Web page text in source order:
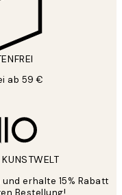
ab 59 €
erhalte 15% Rabatt
Bestellung!